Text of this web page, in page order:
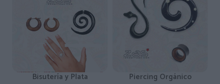
Bisutería y Plata Piercing Orgánico